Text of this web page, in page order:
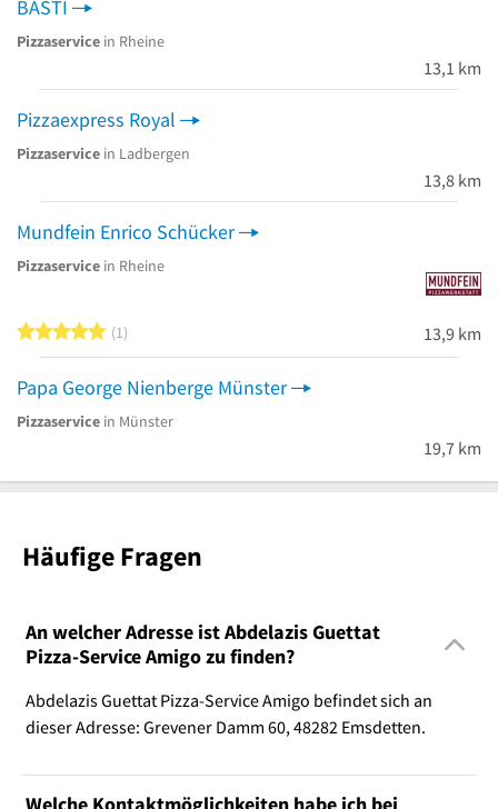
BASTI
Pizzaservice in Rheine
13,1 km
Pizzaexpress Royal
Pizzaservice in Ladbergen
13,8 km
Mundfein Enrico Schücker
Pizzaservice in Rheine
5 von 5 Sternen
1 13,9 km
Papa George Nienberge Münster
Pizzaservice in Münster
19,7 km
Häufige Fragen
An welcher Adresse ist Abdelazis Guettat
Pizza-Service Amigo zu finden?
Abdelazis Guettat Pizza-Service Amigo befindet sich an
dieser Adresse: Grevener Damm 60, 48282 Emsdetten.